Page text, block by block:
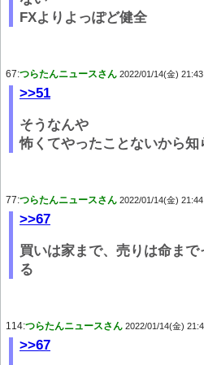
FXよりよっぽど健全
67:つらたんニュースさん 2022/01/14(金) 21:43
>>51
そうなんや
怖くてやったことないから知
77:つらたんニュースさん 2022/01/14(金) 21:44
>>67
買いは家まで、売りは命ま
る
114:つらたんニュースさん 2022/01/14(金)
>>67